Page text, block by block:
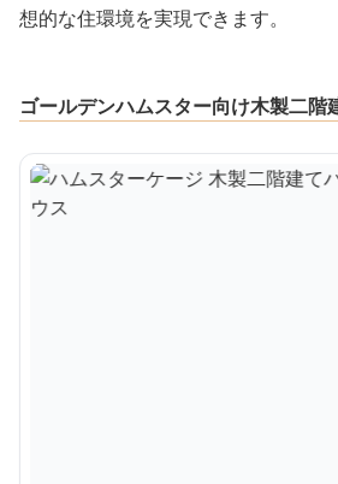
想的な住環境を実現できます。
ゴールデンハムスター向け木製二階